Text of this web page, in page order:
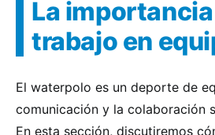
La
trabajo en
El waterpolo es un deporte de
comunicación y la colaboración
En esta sección, discutiremos